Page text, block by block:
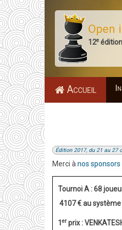
Aller
au
contenu
principal
Open
12e
Accueil
Édition 2017, du 21 au 27
Merci à nos
Tournoi A : 68
4107 € au
1 erprix :